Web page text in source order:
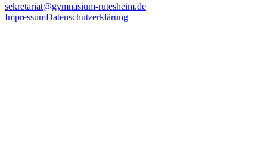
sekretariat@gymnasium-rutesheim.de
ImpressumDatenschutzerklärung